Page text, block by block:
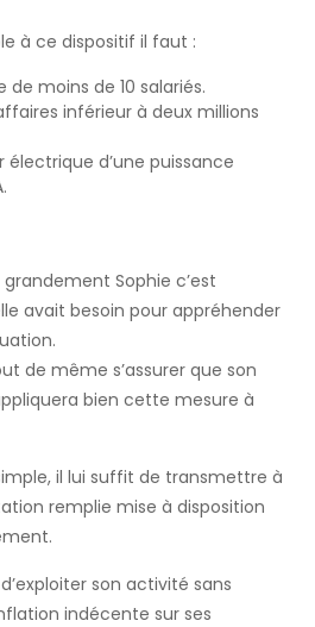
à ce dispositif il faut :
de moins de 10 salariés.
inférieur à deux millions
d’une puissance
Sophie c’est
avait besoin pour appréhender
de même s’assurer que son
bien cette mesure à
il lui suffit de transmettre à
remplie mise à disposition
son activité sans
indécente sur ses